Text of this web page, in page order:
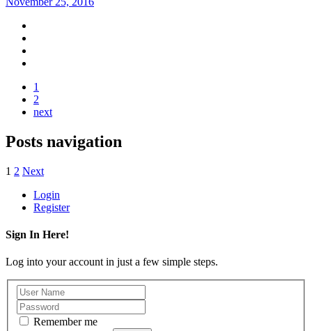
1
2
next
Posts navigation
1 2 Next
Login
Register
Sign In Here!
Log into your account in just a few simple steps.
Remember me